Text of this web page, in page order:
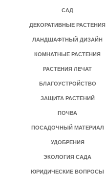
САД
ДЕКОРАТИВНЫЕ РАСТЕНИЯ
ЛАНДШАФТНЫЙ ДИЗАЙН
КОМНАТНЫЕ РАСТЕНИЯ
РАСТЕНИЯ ЛЕЧАТ
БЛАГОУСТРОЙСТВО
ЗАЩИТА РАСТЕНИЙ
ПОЧВА
ПОСАДОЧНЫЙ МАТЕРИАЛ
УДОБРЕНИЯ
ЭКОЛОГИЯ САДА
ЮРИДИЧЕСКИЕ ВОПРОСЫ